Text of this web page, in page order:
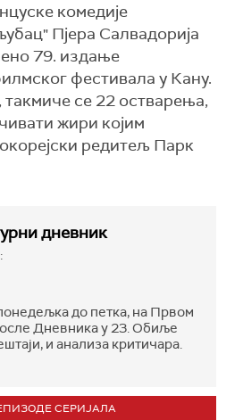
комедије
Пјера Салвадорија
79. издање
фестивала у Кану.
такмиче се 22 остварења,
жири којим
редитељ Парк
дневник
до петка, на Првом
Дневника у 23. Обиље
и анализа критичара.
СЕРИЈАЛА